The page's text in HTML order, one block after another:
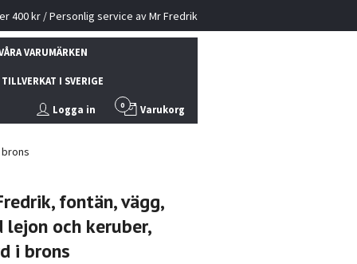
400 kr / Personlig service av Mr Fredrik
VARUMÄRKEN
TILLVERKAT I SVERIGE
Logga in 0 Varukorg
fontän, vägg,
lejon och keruber,
i brons